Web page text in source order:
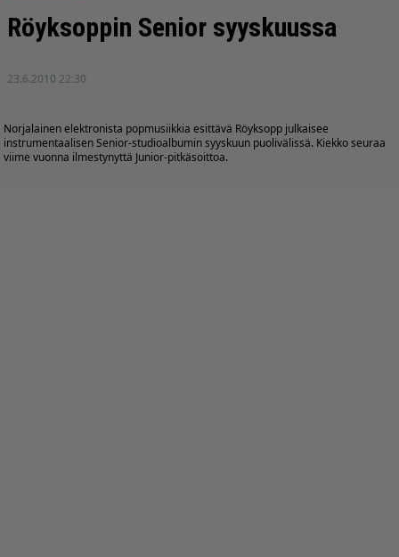
Röyksoppin Senior syyskuussa
23.6.2010 22:30
Norjalainen elektronista popmusiikkia esittävä Röyksopp julkaisee
instrumentaalisen Senior-studioalbumin syyskuun puolivälissä. Kiekko seuraa
viime vuonna ilmestynyttä Junior-pitkäsoittoa.